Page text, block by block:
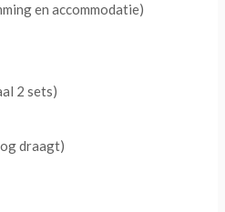
en accommodatie)
2 sets)
draagt)